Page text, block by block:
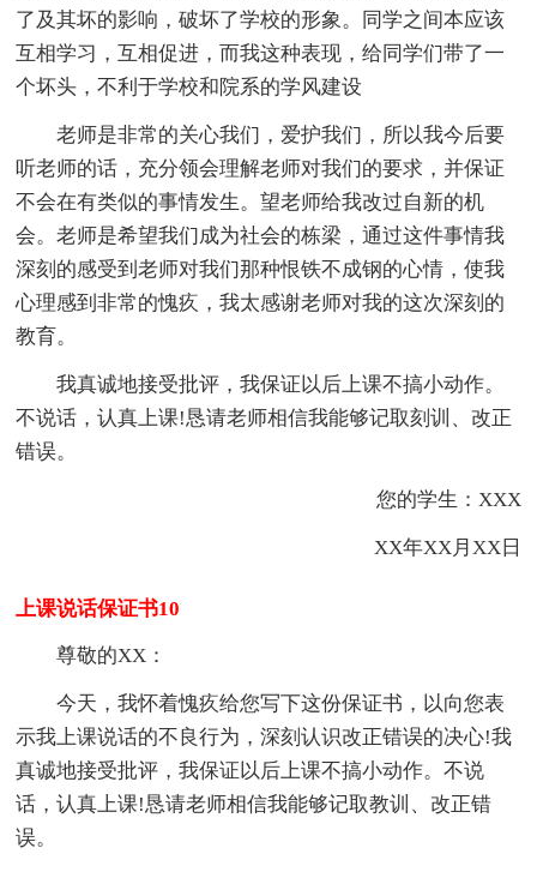
了及其坏的影响，破坏了学校的形象。同学之间本应该
互相学习，互相促进，而我这种表现，给同学们带了一
个坏头，不利于学校和院系的学风建设
老师是非常的关心我们，爱护我们，所以我今后要
听老师的话，充分领会理解老师对我们的要求，并保证
不会在有类似的事情发生。望老师给我改过自新的机
会。老师是希望我们成为社会的栋梁，通过这件事情我
深刻的感受到老师对我们那种恨铁不成钢的心情，使我
心理感到非常的愧疚，我太感谢老师对我的这次深刻的
教育。
我真诚地接受批评，我保证以后上课不搞小动作。
不说话，认真上课!恳请老师相信我能够记取刻训、改正
错误。
您的学生：XXX
XX年XX月XX日
上课说话保证书10
尊敬的XX：
今天，我怀着愧疚给您写下这份保证书，以向您表
示我上课说话的不良行为，深刻认识改正错误的决心!我
真诚地接受批评，我保证以后上课不搞小动作。不说
话，认真上课!恳请老师相信我能够记取教训、改正错
误。